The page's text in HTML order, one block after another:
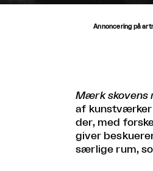
Annoncering på
Mærk skovens
af kunstværker
der, med
giver
særlige rum,